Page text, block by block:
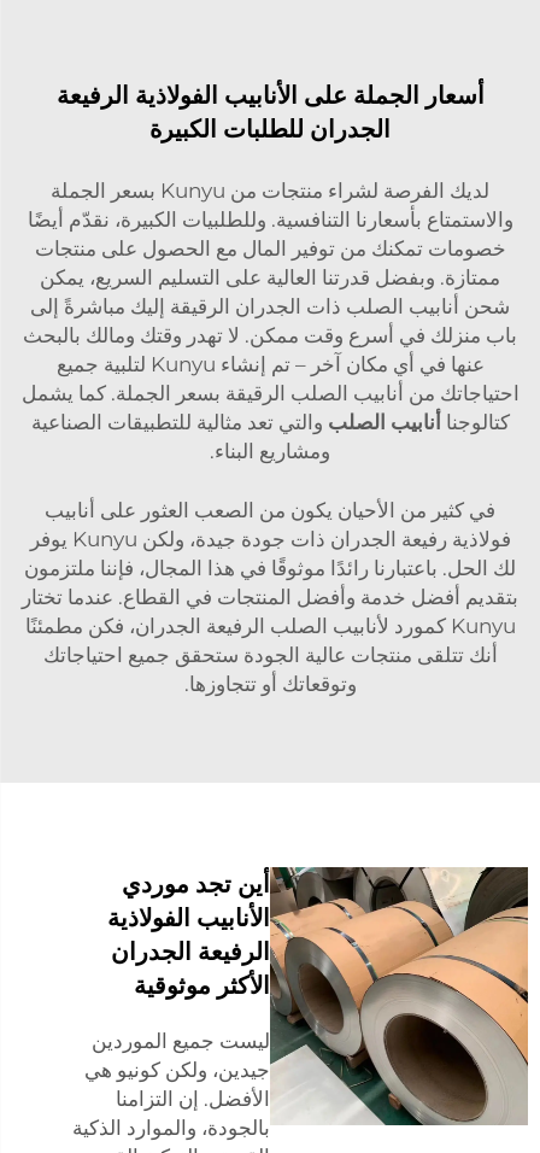
أسعار الجملة على الأنابيب الفولاذية الرفيعة
الجدران للطلبات الكبيرة
لديك الفرصة لشراء منتجات من Kunyu بسعر الجملة
والاستمتاع بأسعارنا التنافسية. وللطلبيات الكبيرة، نقدّم أيضًا
خصومات تمكنك من توفير المال مع الحصول على منتجات
ممتازة. وبفضل قدرتنا العالية على التسليم السريع، يمكن
شحن أنابيب الصلب ذات الجدران الرقيقة إليك مباشرةً إلى
باب منزلك في أسرع وقت ممكن. لا تهدر وقتك ومالك بالبحث
عنها في أي مكان آخر – تم إنشاء Kunyu لتلبية جميع
احتياجاتك من أنابيب الصلب الرقيقة بسعر الجملة. كما يشمل
كتالوجنا أنابيب الصلب والتي تعد مثالية للتطبيقات الصناعية
ومشاريع البناء.
في كثير من الأحيان يكون من الصعب العثور على أنابيب
فولاذية رفيعة الجدران ذات جودة جيدة، ولكن Kunyu يوفر
لك الحل. باعتبارنا رائدًا موثوقًا في هذا المجال، فإننا ملتزمون
بتقديم أفضل خدمة وأفضل المنتجات في القطاع. عندما تختار
Kunyu كمورد لأنابيب الصلب الرفيعة الجدران، فكن مطمئنًا
أنك تتلقى منتجات عالية الجودة ستحقق جميع احتياجاتك
وتوقعاتك أو تتجاوزها.
أين تجد موردي
الأنابيب الفولاذية
الرفيعة الجدران
الأكثر موثوقية
ليست جميع الموردين
جيدين، ولكن كونيو هي
الأفضل. إن التزامنا
بالجودة، والموارد الذكية